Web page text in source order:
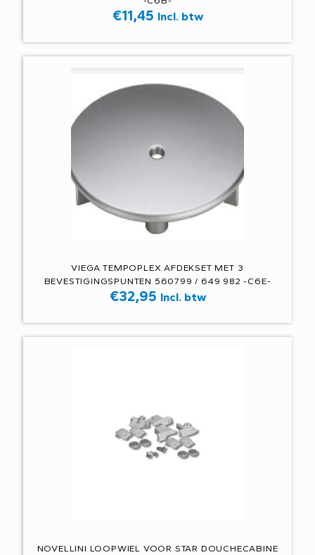
€11,45 Incl. btw
VIEGA TEMPOPLEX AFDEKSET MET 3
BEVESTIGINGSPUNTEN 560799 / 649 982 -C6E-
€32,95 Incl. btw
NOVELLINI LOOPWIEL VOOR STAR DOUCHECABINE